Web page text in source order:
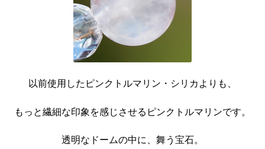
以前使用したピンクトルマリン・シリカよりも、
もっと繊細な印象を感じさせるピンクトルマリンです。
透明なドームの中に、舞う宝石。